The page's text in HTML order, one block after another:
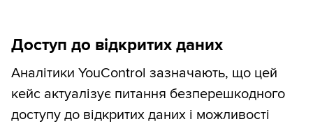
Доступ до відкритих даних
Аналітики YouControl зазначають, що цей
кейс актуалізує питання безперешкодного
доступу до відкритих даних і можливості